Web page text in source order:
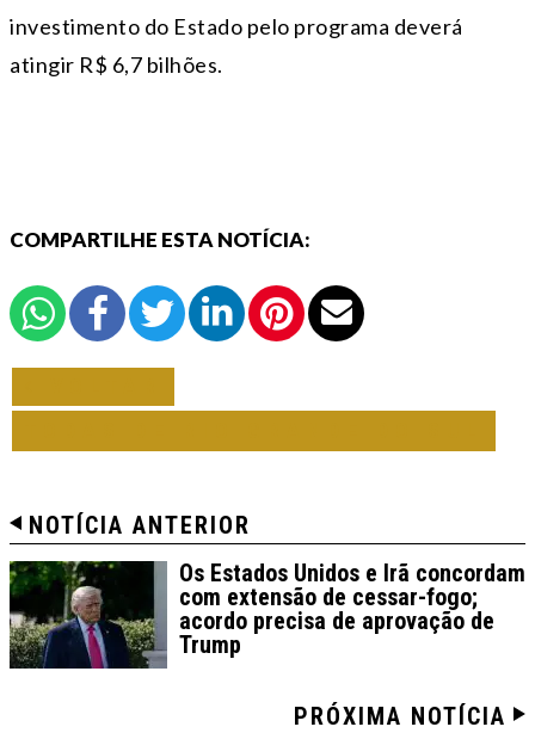
investimento do Estado pelo programa deverá
atingir R$ 6,7 bilhões.
COMPARTILHE ESTA NOTÍCIA:
NOTÍCIA ANTERIOR
Os Estados Unidos e Irã concordam
com extensão de cessar-fogo;
acordo precisa de aprovação de
Trump
PRÓXIMA NOTÍCIA